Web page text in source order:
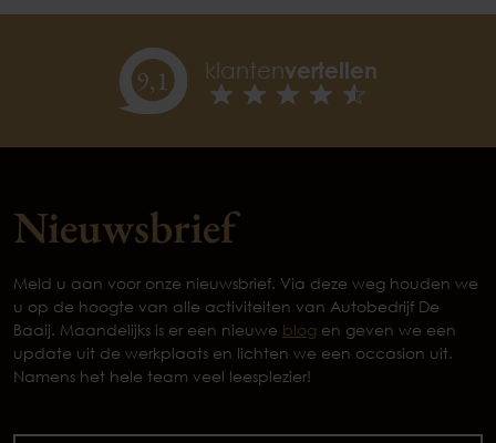
9,1 klantenvertellen
Nieuwsbrief
Meld u aan voor onze nieuwsbrief. Via deze weg houden we
u op de hoogte van alle activiteiten van Autobedrijf De
Baaij. Maandelijks is er een nieuwe blog en geven we een
update uit de werkplaats en lichten we een occasion uit.
Namens het hele team veel leesplezier!